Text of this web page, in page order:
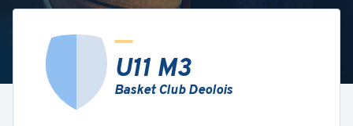
U11 M3
Basket Club Deolois